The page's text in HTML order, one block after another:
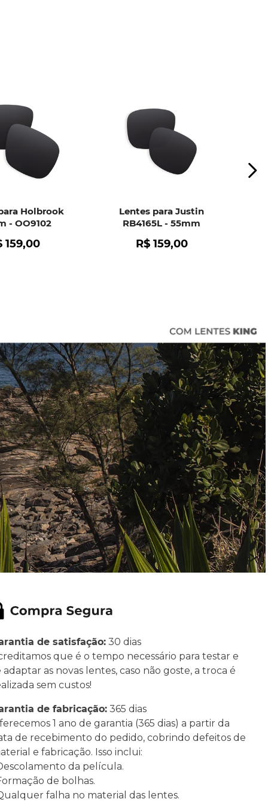
Holbrook
- OO9102
159,00
Lentes para Justin
RB4165L - 55mm
R$ 159,00
de satisfação:30 dias
que é o tempo necessário para testar e
adaptar as novas lentes, caso não goste, a troca é
sem custos!
de fabricação:365 dias
1 ano de garantia (365 dias) a partir da
de recebimento do pedido, cobrindo defeitos de
e fabricação. Isso inclui:
da película.
de bolhas.
falha no material das lentes.